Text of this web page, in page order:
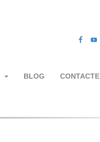
BLOG CONTACTE